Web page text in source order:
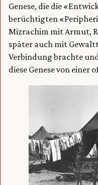
Genese, die die
berüchtigten
Mizrachim mit Armut,
später auch mit
Verbindung brachte
diese Genese von